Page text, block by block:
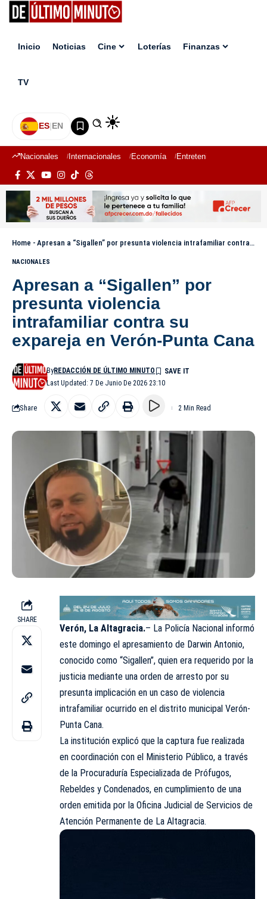
Inicio Noticias Cine Loterías Finanzas
TV
ES|EN
Nacionales Internacionales Economía Entretenimiento
Home - Apresan a “Sigallen” por presunta violencia intrafamiliar contra su expareja en Verón-Punta Cana
NACIONALES
Apresan a “Sigallen” por
presunta violencia
intrafamiliar contra su
expareja en Verón-Punta Cana
Last Updated: 7 De Junio De 2026 23:10
ByREDACCIÓN DE ÚLTIMO MINUTO
Share 2 Min Read
SHARE
Verón, La Altagracia.– La Policía Nacional informó
este domingo el apresamiento de Darwin Antonio,
conocido como “Sigallen”, quien era requerido por la
justicia mediante una orden de arresto por su
presunta implicación en un caso de violencia
intrafamiliar ocurrido en el distrito municipal Verón-
Punta Cana.
La institución explicó que la captura fue realizada
en coordinación con el Ministerio Público, a través
de la Procuraduría Especializada de Prófugos,
Rebeldes y Condenados, en cumplimiento de una
orden emitida por la Oficina Judicial de Servicios de
Atención Permanente de La Altagracia.